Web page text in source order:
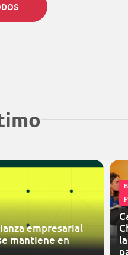
empresarial
mantiene en